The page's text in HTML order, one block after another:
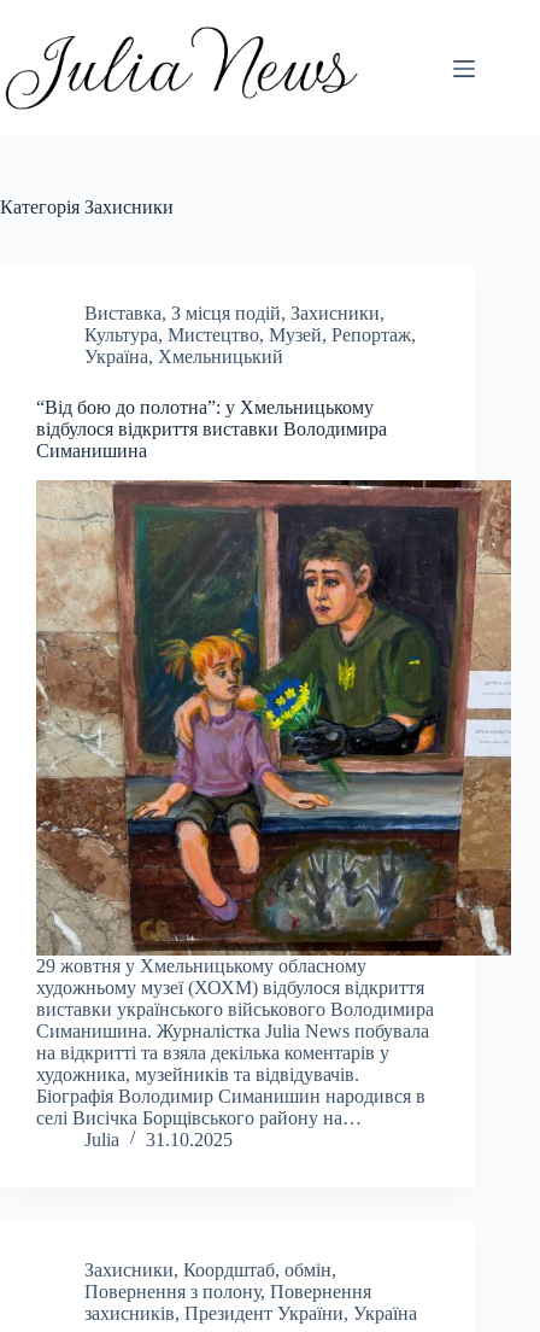
вмісту
Категорія Захисники
Виставка, З місця подій, Захисники,
Культура, Мистецтво, Музей, Репортаж,
Україна, Хмельницький
“Від бою до полотна”: у Хмельницькому
відбулося відкриття виставки Володимира
Симанишина
29 жовтня у Хмельницькому обласному
художньому музеї (ХОХМ) відбулося відкриття
виставки українського військового Володимира
Симанишина. Журналістка Julia News побувала
на відкритті та взяла декілька коментарів у
художника, музейників та відвідувачів.
Біографія Володимир Симанишин народився в
селі Висічка Борщівського району на…
Julia
31.10.2025
Захисники, Коордштаб, обмін,
Повернення з полону, Повернення
захисників, Президент України, Україна